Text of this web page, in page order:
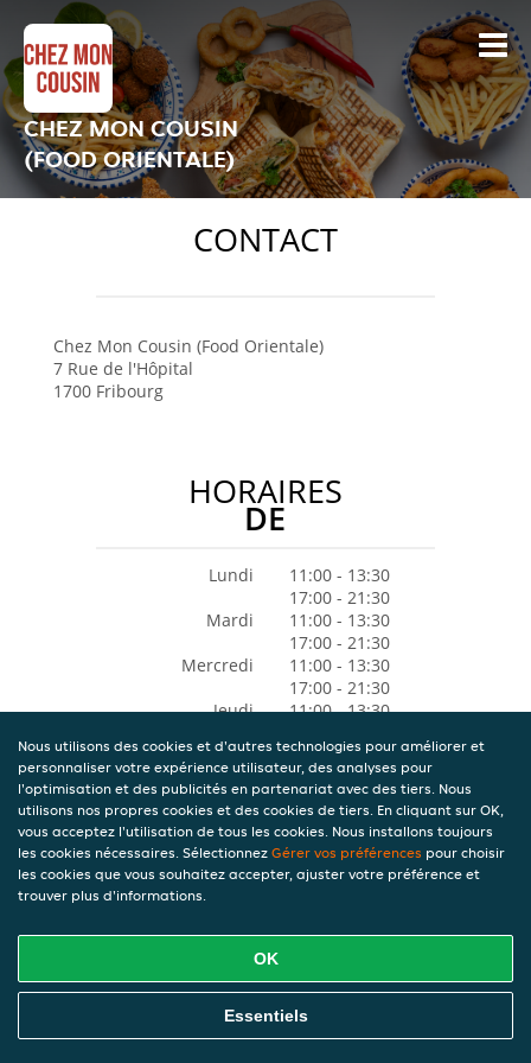
CHEZ MON COUSIN
(FOOD ORIENTALE)
CONTACT
Chez Mon Cousin (Food Orientale)
7 Rue de l'Hôpital
1700 Fribourg
HORAIRES
DE
Lundi
11:00 - 13:30
17:00 - 21:30
Mardi
11:00 - 13:30
17:00 - 21:30
Mercredi
11:00 - 13:30
17:00 - 21:30
Jeudi
11:00 - 13:30
Vendredi
11:00 - 13:30
17:00 - 21:30
Samedi
11:00 - 13:30
17:00 - 21:30
Dimanche
11:00 - 13:30
17:00 - 21:30
Nous utilisons des cookies et d'autres technologies pour améliorer et
personnaliser votre expérience utilisateur, des analyses pour
l'optimisation et des publicités en partenariat avec des tiers. Nous
utilisons nos propres cookies et des cookies de tiers. En cliquant sur OK,
vous acceptez l'utilisation de tous les cookies. Nous installons toujours
les cookies nécessaires. Sélectionnez Gérer vos préférences pour choisir
les cookies que vous souhaitez accepter, ajuster votre préférence et
trouver plus d'informations.
OK
Essentiels